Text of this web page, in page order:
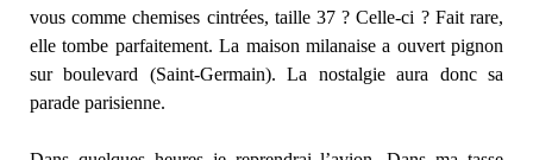
vous comme chemises cintrées, taille 37 ? Celle-ci ? Fait rare,
elle tombe parfaitement. La maison milanaise a ouvert pignon
sur boulevard (Saint-Germain). La nostalgie aura donc sa
parade parisienne.